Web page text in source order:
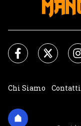
Chi Siamo Contatti